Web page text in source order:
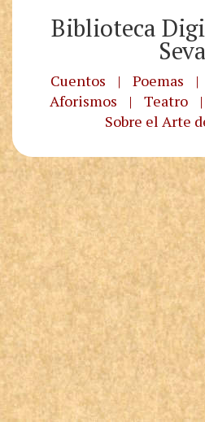
Biblioteca
Seva
Cuentos | Poemas |
Aforismos
| Teatro |
Sobre el Arte